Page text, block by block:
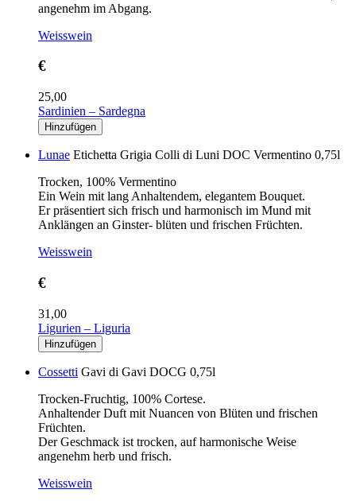
angenehm im Abgang.
Weisswein
€
25,00
Sardinien – Sardegna
Lunae Etichetta Grigia Colli di Luni DOC Vermentino 0,75l
Trocken, 100% Vermentino
Ein Wein mit lang Anhaltendem, elegantem Bouquet.
Er präsentiert sich frisch und harmonisch im Mund mit
Anklängen an Ginster- blüten und frischen Früchten.
Weisswein
€
31,00
Ligurien – Liguria
Cossetti Gavi di Gavi DOCG 0,75l
Trocken-Fruchtig, 100% Cortese.
Anhaltender Duft mit Nuancen von Blüten und frischen
Früchten.
Der Geschmack ist trocken, auf harmonische Weise
angenehm herb und frisch.
Weisswein